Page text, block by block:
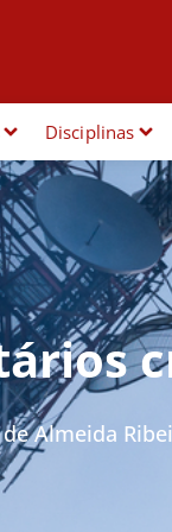
Disciplinas
Almeida